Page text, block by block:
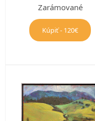
Zarámované
Kúpiť - 120€